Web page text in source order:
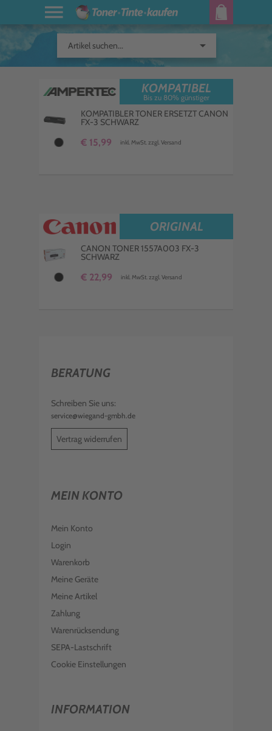
Artikel suchen... arrow_drop_down
KOMPATIBEL
Bis zu 80% günstiger
KOMPATIBLER TONER ERSETZT CANON
FX-3 SCHWARZ
€ 15,99 inkl. MwSt. zzgl. Versand
ORIGINAL
CANON TONER 1557A003 FX-3
SCHWARZ
€ 22,99 inkl. MwSt. zzgl. Versand
BERATUNG
Schreiben Sie uns:
service@wiegand-gmbh.de
Vertrag widerrufen
MEIN KONTO
Mein Konto
Login
Warenkorb
Meine Geräte
Meine Artikel
Zahlung
Warenrücksendung
SEPA-Lastschrift
Cookie Einstellungen
INFORMATION